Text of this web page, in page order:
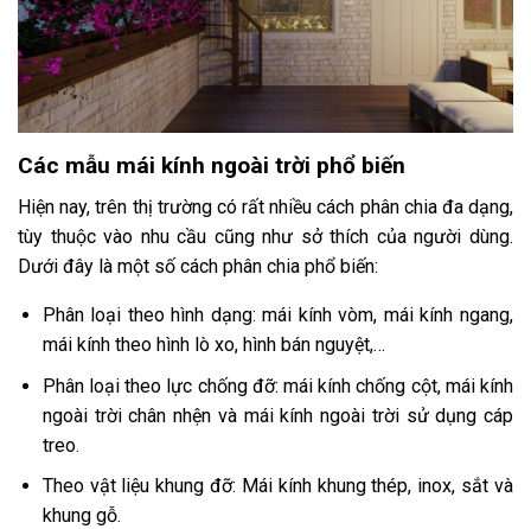
Các mẫu mái kính ngoài trời phổ biến
Hiện nay, trên thị trường có rất nhiều cách phân chia đa dạng,
tùy thuộc vào nhu cầu cũng như sở thích của người dùng.
Dưới đây là một số cách phân chia phổ biến:
Phân loại theo hình dạng: mái kính vòm, mái kính ngang,
mái kính theo hình lò xo, hình bán nguyệt,…
Phân loại theo lực chống đỡ: mái kính chống cột, mái kính
ngoài trời chân nhện và mái kính ngoài trời sử dụng cáp
treo.
Theo vật liệu khung đỡ: Mái kính khung thép, inox, sắt và
khung gỗ.